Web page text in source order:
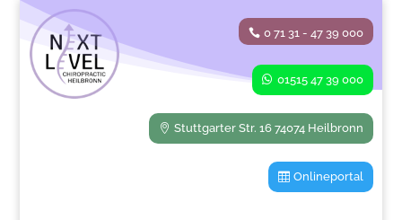
0 71 31 - 47 39 000
01515 47 39 000
Stuttgarter Str. 16 74074 Heilbronn
Onlineportal